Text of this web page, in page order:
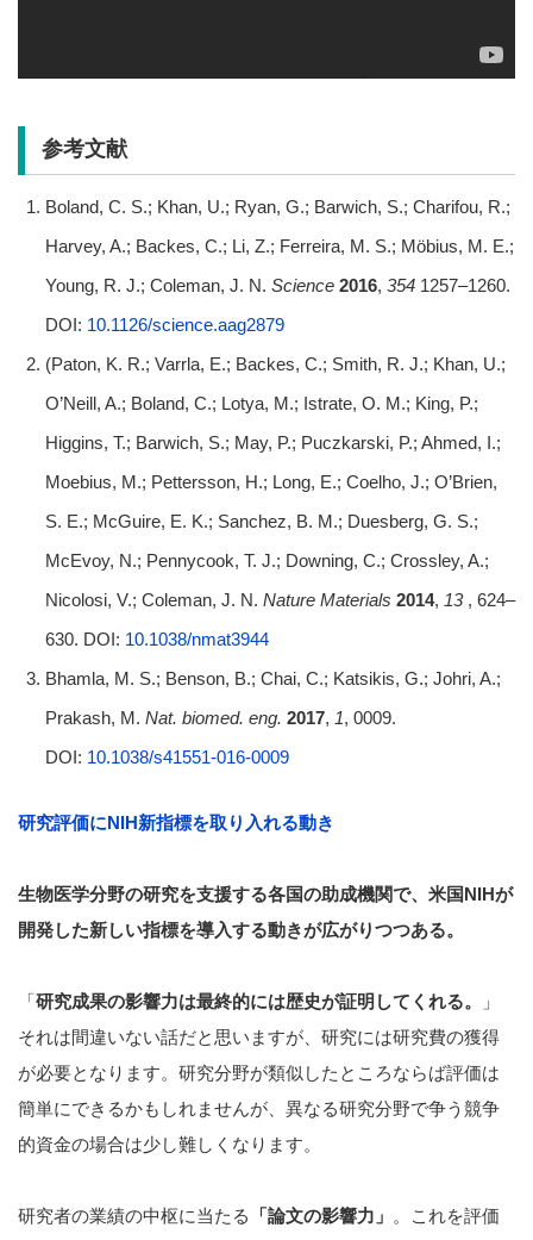
参考文献
Boland, C. S.; Khan, U.; Ryan, G.; Barwich, S.; Charifou, R.;
Harvey, A.; Backes, C.; Li, Z.; Ferreira, M. S.; Möbius, M. E.;
Young, R. J.; Coleman, J. N. Science 2016, 3541257–1260.
DOI: 10.1126/science.aag2879
(Paton, K. R.; Varrla, E.; Backes, C.; Smith, R. J.; Khan, U.;
O’Neill, A.; Boland, C.; Lotya, M.; Istrate, O. M.; King, P.;
Higgins, T.; Barwich, S.; May, P.; Puczkarski, P.; Ahmed, I.;
Moebius, M.; Pettersson, H.; Long, E.; Coelho, J.; O’Brien,
S. E.; McGuire, E. K.; Sanchez, B. M.; Duesberg, G. S.;
McEvoy, N.; Pennycook, T. J.; Downing, C.; Crossley, A.;
Nicolosi, V.; Coleman, J. N. Nature Materials 2014, 13, 624–
630. DOI: 10.1038/nmat3944
Bhamla, M. S.; Benson, B.; Chai, C.; Katsikis, G.; Johri, A.;
Prakash, M. Nat. biomed. eng. 2017, 1, 0009.
DOI: 10.1038/s41551-016-0009
研究評価にNIH新指標を取り入れる動き
生物医学分野の研究を支援する各国の助成機関で、米国NIHが
開発した新しい指標を導入する動きが広がりつつある。
「研究成果の影響力は最終的には歴史が証明してくれる。
」
それは間違いない話だと思いますが、研究には研究費の獲得
が必要となります。研究分野が類似したところならば評価は
簡単にできるかもしれませんが、異なる研究分野で争う競争
的資金の場合は少し難しくなります。
研究者の業績の中枢に当たる 「論文の影響力」 。これを評価